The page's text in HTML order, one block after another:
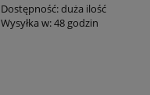
Dostępność:duża ilość
Wysyłka w:48 godzin